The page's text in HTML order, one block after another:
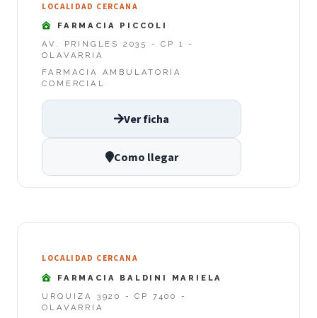
LOCALIDAD CERCANA
FARMACIA PICCOLI
AV. PRINGLES 2035 - CP 1 -
OLAVARRIA
FARMACIA AMBULATORIA
COMERCIAL
Ver ficha
Como llegar
LOCALIDAD CERCANA
FARMACIA BALDINI MARIELA
URQUIZA 3920 - CP 7400 -
OLAVARRIA